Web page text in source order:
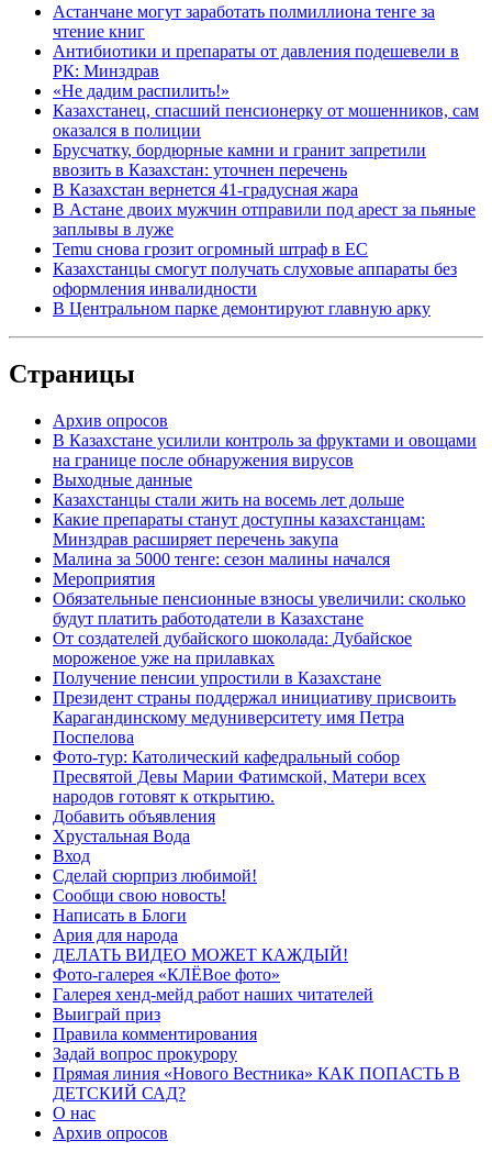
Астанчане могут заработать полмиллиона тенге за
чтение книг
Антибиотики и препараты от давления подешевели в
РК: Минздрав
«Не дадим распилить!»
Казахстанец, спасший пенсионерку от мошенников, сам
оказался в полиции
Брусчатку, бордюрные камни и гранит запретили
ввозить в Казахстан: уточнен перечень
В Казахстан вернется 41-градусная жара
В Астане двоих мужчин отправили под арест за пьяные
заплывы в луже
Temu снова грозит огромный штраф в ЕС
Казахстанцы смогут получать слуховые аппараты без
оформления инвалидности
В Центральном парке демонтируют главную арку
Страницы
Архив опросов
В Казахстане усилили контроль за фруктами и овощами
на границе после обнаружения вирусов
Выходные данные
Казахстанцы стали жить на восемь лет дольше
Какие препараты станут доступны казахстанцам:
Минздрав расширяет перечень закупа
Малина за 5000 тенге: сезон малины начался
Мероприятия
Обязательные пенсионные взносы увеличили: сколько
будут платить работодатели в Казахстане
От создателей дубайского шоколада: Дубайское
мороженое уже на прилавках
Получение пенсии упростили в Казахстане
Президент страны поддержал инициативу присвоить
Карагандинскому медуниверситету имя Петра
Поспелова
Фото-тур: Католический кафедральный собор
Пресвятой Девы Марии Фатимской, Матери всех
народов готовят к открытию.
Добавить объявления
Хрустальная Вода
Вход
Сделай сюрприз любимой!
Сообщи свою новость!
Написать в Блоги
Ария для народа
ДЕЛАТЬ ВИДЕО МОЖЕТ КАЖДЫЙ!
Фото-галерея «КЛЁВое фото»
Галерея хенд-мейд работ наших читателей
Выиграй приз
Правила комментирования
Задай вопрос прокурору
Прямая линия «Нового Вестника» КАК ПОПАСТЬ В
ДЕТСКИЙ САД?
О нас
Архив опросов